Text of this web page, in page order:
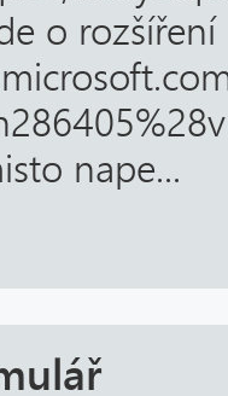
o rozšíření
nape...